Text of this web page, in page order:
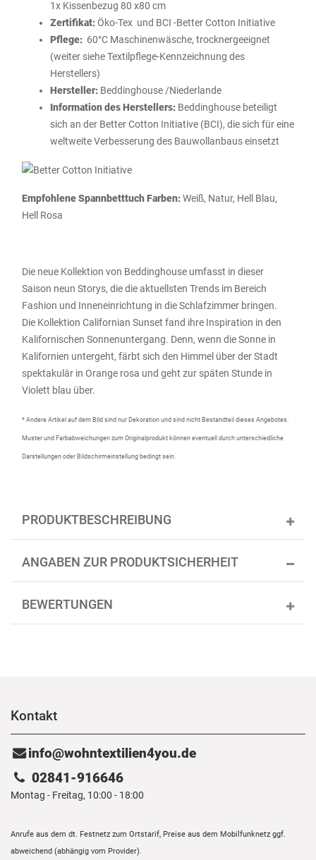
1x Kissenbezug 80 x80 cm
Zertifikat:Öko-Tex und BCI -Better Cotton Initiative
Pflege: 60°C Maschinenwäsche, trocknergeeignet
(weiter siehe Textilpflege-Kennzeichnung des
Herstellers)
Hersteller: Beddinghouse /Niederlande
Information des Herstellers: Beddinghouse beteiligt
sich an der Better Cotton Initiative (BCI), die sich für eine
weltweite Verbesserung des Bauwollanbaus einsetzt
Empfohlene Spannbetttuch Farben:Weiß, Natur, Hell Blau,
Hell Rosa
Die neue Kollektion von Beddinghouse umfasst in dieser
Saison neun Storys, die die aktuellsten Trends im Bereich
Fashion und Inneneinrichtung in die Schlafzimmer bringen.
Die Kollektion Californian Sunset fand ihre Inspiration in den
Kalifornischen Sonnenuntergang. Denn, wenn die Sonne in
Kalifornien untergeht, färbt sich den Himmel über der Stadt
spektakulär in Orange rosa und geht zur späten Stunde in
Violett blau über.
* Andere Artikel auf dem Bild sind nur Dekoration und sind nicht Bestandteil dieses Angebotes.
Muster und Farbabweichungen zum Originalprodukt können eventuell durch unterschiedliche
Darstellungen oder Bildschirmeinstellung bedingt sein.
PRODUKTBESCHREIBUNG
ANGABEN ZUR PRODUKTSICHERHEIT
BEWERTUNGEN
Kontakt
info@wohntextilien4you.de
02841-916646
Montag - Freitag, 10:00 - 18:00
Anrufe aus dem dt. Festnetz zum Ortstarif, Preise aus dem Mobilfunknetz ggf.
abweichend (abhängig vom Provider).